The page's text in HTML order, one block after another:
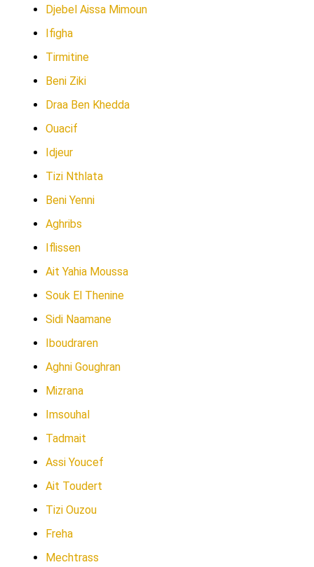
Djebel Aissa Mimoun
Ifigha
Tirmitine
Beni Ziki
Draa Ben Khedda
Ouacif
Idjeur
Tizi Nthlata
Beni Yenni
Aghribs
Iflissen
Ait Yahia Moussa
Souk El Thenine
Sidi Naamane
Iboudraren
Aghni Goughran
Mizrana
Imsouhal
Tadmait
Assi Youcef
Ait Toudert
Tizi Ouzou
Freha
Mechtrass